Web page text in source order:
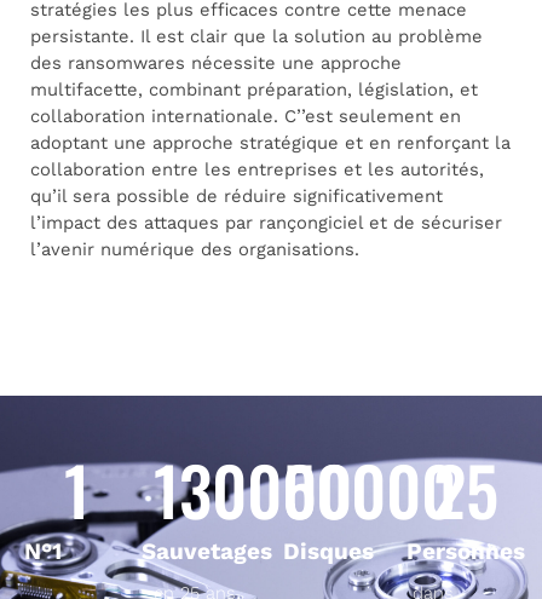
stratégies les plus efficaces contre cette menace
persistante. Il est clair que la solution au problème
des ransomwares nécessite une approche
multifacette, combinant préparation, législation, et
collaboration internationale. C’’est seulement en
adoptant une approche stratégique et en renforçant la
collaboration entre les entreprises et les autorités,
qu’il sera possible de réduire significativement
l’impact des attaques par rançongiciel et de sécuriser
l’avenir numérique des organisations.
N°1
1
Sauvetages
130000
en 25 ans
Disques
50000
Personnes
25
dans